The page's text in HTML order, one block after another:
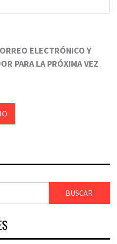
ELECTRÓNICO Y
PARA LA PRÓXIMA VEZ